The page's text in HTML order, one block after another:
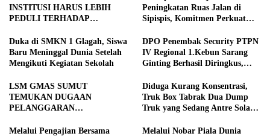
INSTITUSI HARUS LEBIH
PEDULI TERHADAP
STRATEGIS PEMBANGUNAN
Peningkatan Ruas Jalan di
Sipispis, Komitmen Perkuat
Duka di SMKN 1 Glagah, Siswa
Baru Meninggal Dunia Setelah
Mengikuti Kegiatan Sekolah
DPO Penembak Security PTPN
IV Regional 1.Kebun Sarang
Ginting Berhasil Diringkus,
2025
LSM GMAS SUMUT
TEMUKAN DUGAAN
PELANGGARAN
JUTA DI SERGAI:
Diduga Kurang Konsentrasi,
Truk Box Tabrak Dua Dump
Truk yang Sedang Antre Solar
Melalui Pengajian Bersama
Melalui Nobar Piala Dunia